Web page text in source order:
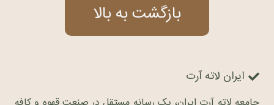
بازگشت به بالا
ایران لاته آرت